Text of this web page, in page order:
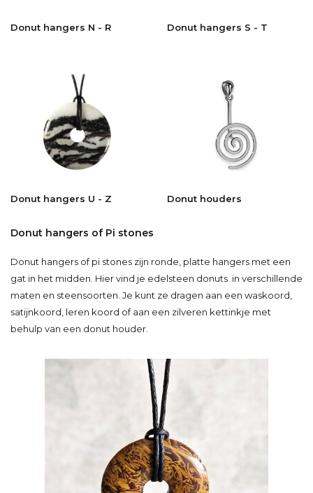
Donut hangers N - R Donut hangers S - T
Donut hangers U - Z Donut houders
Donut hangers of Pi stones
Donut hangers of pi stones zijn ronde, platte hangers met een
gat in het midden. Hier vind je edelsteen donuts in verschillende
maten en steensoorten. Je kunt ze dragen aan een waskoord,
satijnkoord, leren koord of aan een zilveren kettinkje met
behulp van een donut houder.